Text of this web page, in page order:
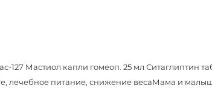
127 Мастиол капли гомеоп. 25 мл Ситаглиптин
лечебное питание, снижение весаМама и